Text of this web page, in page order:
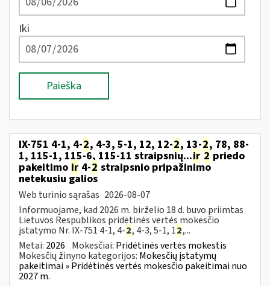
Iki
Paieška
IX-751 4-1, 4-2, 4-3, 5-1, 12, 12-2, 13-2, 78, 88-
1, 115-1, 115-6, 115-11 straipsnių...ir 2 priedo
pakeitimo ir 4-2 straipsnio pripažinimo
netekusiu galios
Web turinio sąrašas 2026-08-07
Informuojame, kad 2026 m. birželio 18 d. buvo priimtas
Lietuvos Respublikos pridėtinės vertės mokesčio
įstatymo Nr. IX-751 4-1, 4-2, 4-3, 5-1, 12,...
Metai: 2026 Mokesčiai: Pridėtinės vertės mokestis
Mokesčių žinyno kategorijos: Mokesčių įstatymų
pakeitimai » Pridėtinės vertės mokesčio pakeitimai nuo
2027 m.